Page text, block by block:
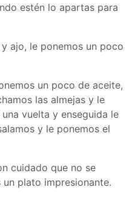
estén lo apartas para
ajo, le ponemos un poco
un poco de aceite,
las almejas y le
vuelta y enseguida le
y le ponemos el
cuidado que no se
plato impresionante.